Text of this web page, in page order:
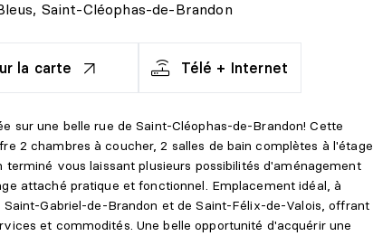
Saint-Cléophas-de-Brandon
la carte Télé + Internet
sur une belle rue de Saint-Cléophas-de-Brandon! Cette
2 chambres à coucher, 2 salles de bain complètes à l'étage
terminé vous laissant plusieurs possibilités d'aménagement
attaché pratique et fonctionnel. Emplacement idéal, à
Gabriel-de-Brandon et de Saint-Félix-de-Valois, offrant
et commodités. Une belle opportunité d'acquérir une